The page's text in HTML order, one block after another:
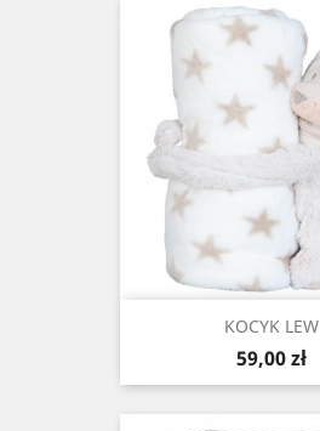
KOCYK LEW
Cena
59,00 zł